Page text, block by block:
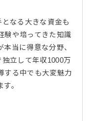
となる大きな資金も
験や培ってきた知識
当に得意な分野、
立して年収1000万
する中でも大変魅力
。